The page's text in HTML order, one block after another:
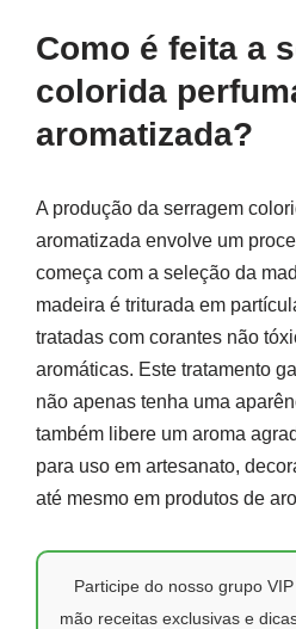
Como é feita a
colorida
aromatizada?
A produção da serragem
aromatizada envolve um
começa com a seleção da
madeira é triturada em
tratadas com corantes não
aromáticas. Este tratamento
não apenas tenha uma
também libere um aroma
para uso em artesanato,
até mesmo em produtos de
Participe do nosso grupo
mão receitas exclusivas e